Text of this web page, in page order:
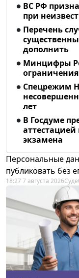
ВС РФ
при
Перечень
дополнить
Минцифры
ограничения
Спецрежим
лет
В Госдуме
аттестацией
экзамена
Персональные
публиковать без
18:27 7 августа 2026